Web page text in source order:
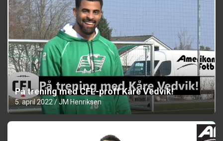
På trening med CFL-proff Kåre Vedvik!
5. april 2022 JM Henriksen